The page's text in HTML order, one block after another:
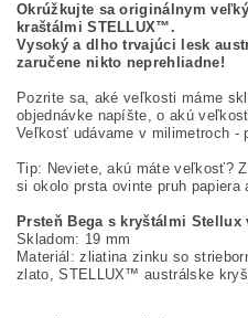
Okrúžkujte sa originálnym
kraštálmi STELLUX™.
Vysoký a dlho trvajúci lesk
zaručene nikto neprehliadne!
Pozrite sa, aké veľkosti máme
objednávke napíšte, o akú
Veľkosť udávame v milimetroch -
Tip: Neviete, akú máte veľkosť?
si okolo prsta ovinte pruh papiera
Prsteň Bega s kryštálmi Stellux
Skladom: 19 mm
Materiál: zliatina zinku so
zlato, STELLUX™ austrálske